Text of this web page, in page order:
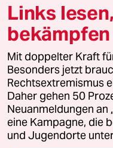
@Der
Mit der
Straftat,
parken“
Links
bekämpfen
Mit doppelter Kraft
Besonders jetzt
Rechtsextremismus
Daher gehen 50
Neuanmeldungen an
eine Kampagne, die
und Jugendorte